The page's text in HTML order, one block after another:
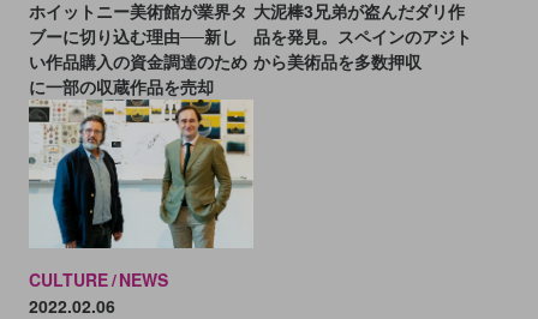
ホイットニー美術館が業界タ
ブーに切り込む理由──新し
い作品購入の資金調達のため
に一部の収蔵作品を売却
大泥棒3兄弟が盗んだダリ作
品を発見。スペインのアジト
から美術品を多数押収
CULTURE NEWS
2022.02.06